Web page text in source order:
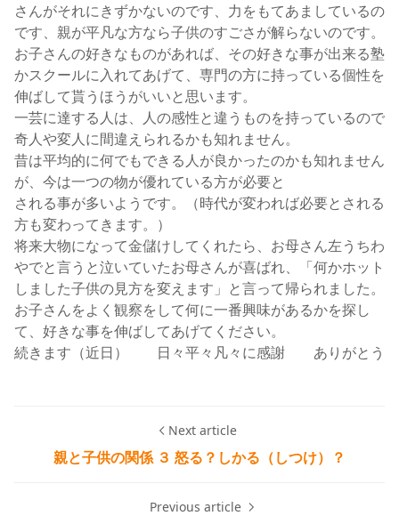
さんがそれにきずかないのです、力をもてあましているの
です、親が平凡な方なら子供のすごさが解らないのです。
お子さんの好きなものがあれば、その好きな事が出来る塾
かスクールに入れてあげて、専門の方に持っている個性を
伸ばして貰うほうがいいと思います。
一芸に達する人は、人の感性と違うものを持っているので
奇人や変人に間違えられるかも知れません。
昔は平均的に何でもできる人が良かったのかも知れません
が、今は一つの物が優れている方が必要と
される事が多いようです。（時代が変われば必要とされる
方も変わってきます。）
将来大物になって金儲けしてくれたら、お母さん左うちわ
やでと言うと泣いていたお母さんが喜ばれ、「何かホット
しました子供の見方を変えます」と言って帰られました。
お子さんをよく観察をして何に一番興味があるかを探し
て、好きな事を伸ばしてあげてください。
続きます（近日） 日々平々凡々に感謝 ありがとう
Next article
親と子供の関係 ３ 怒る？しかる（しつけ）？
Previous article